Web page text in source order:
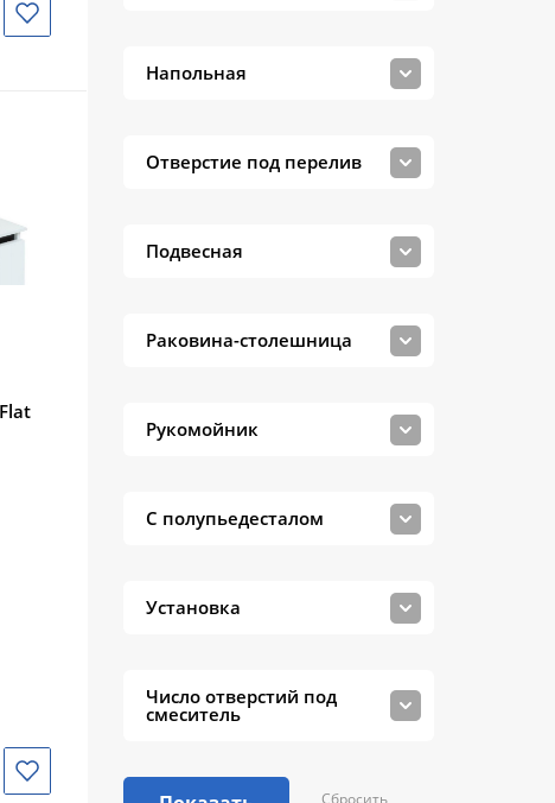
Orange
Reginox
Santek
Style line
Timo
Villeroy & Boch
Vitra
Акватон
Напольная
Отверстие под перелив
Подвесная
Раковина-столешница
Рукомойник
С полупьедесталом
Установка
Число отверстий под
смеситель
Сбросить